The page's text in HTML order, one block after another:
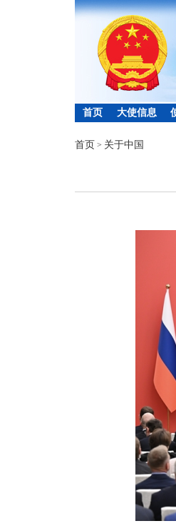
首页 大使信息
首页 > 关于中国